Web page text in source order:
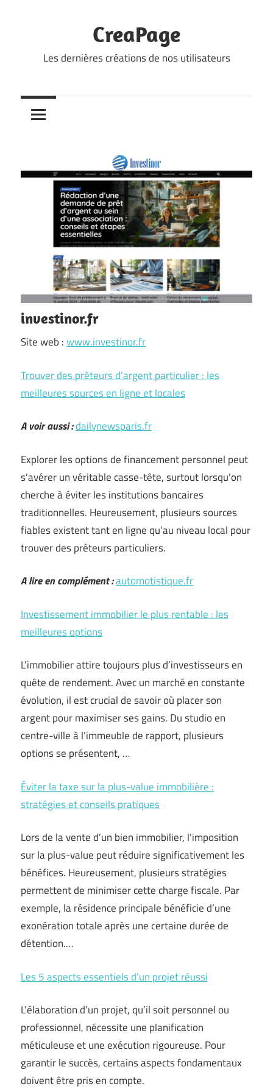
CreaPage
Les dernières créations de nos utilisateurs
investinor.fr
Site web :www.investinor.fr
Trouver des prêteurs d’argent particulier : les
meilleures sources en ligne et locales
A voir aussi :dailynewsparis.fr
Explorer les options de financement personnel peut
s’avérer un véritable casse-tête, surtout lorsqu’on
cherche à éviter les institutions bancaires
traditionnelles. Heureusement, plusieurs sources
fiables existent tant en ligne qu’au niveau local pour
trouver des prêteurs particuliers.
A lire en complément :automotistique.fr
Investissement immobilier le plus rentable : les
meilleures options
L’immobilier attire toujours plus d’investisseurs en
quête de rendement. Avec un marché en constante
évolution, il est crucial de savoir où placer son
argent pour maximiser ses gains. Du studio en
centre-ville à l’immeuble de rapport, plusieurs
options se présentent, …
Éviter la taxe sur la plus-value immobilière :
stratégies et conseils pratiques
Lors de la vente d’un bien immobilier, l’imposition
sur la plus-value peut réduire significativement les
bénéfices. Heureusement, plusieurs stratégies
permettent de minimiser cette charge fiscale. Par
exemple, la résidence principale bénéficie d’une
exonération totale après une certaine durée de
détention.…
Les 5 aspects essentiels d’un projet réussi
L’élaboration d’un projet, qu’il soit personnel ou
professionnel, nécessite une planification
méticuleuse et une exécution rigoureuse. Pour
garantir le succès, certains aspects fondamentaux
doivent être pris en compte.